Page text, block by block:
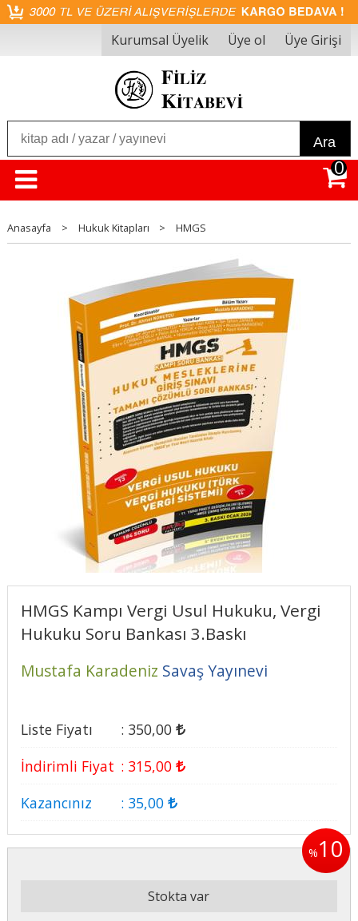
Kurumsal Üyelik Üye ol Üye Girişi
Ara
0
Anasayfa > Hukuk Kitapları > HMGS
HMGS Kampı Vergi Usul Hukuku, Vergi
Hukuku Soru Bankası 3.Baskı
Mustafa Karadeniz Savaş Yayınevi
Liste Fiyatı : 350,00
İndirimli Fiyat : 315,00
Kazancınız
: 35,00
%10
Stokta var